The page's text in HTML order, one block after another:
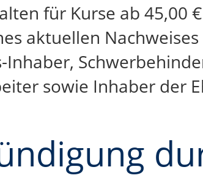
für Kurse ab 45,00
aktuellen
Inhaber,
sowie Inhaber der